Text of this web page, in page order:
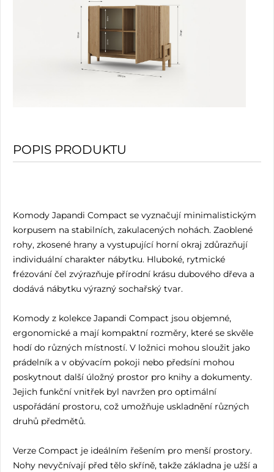
POPIS PRODUKTU
Komody Japandi Compact se vyznačují minimalistickým
korpusem na stabilních, zakulacených nohách. Zaoblené
rohy, zkosené hrany a vystupující horní okraj zdůrazňují
individuální charakter nábytku. Hluboké, rytmické
frézování čel zvýrazňuje přírodní krásu dubového dřeva a
dodává nábytku výrazný sochařský tvar.
Komody z kolekce Japandi Compact jsou objemné,
ergonomické a mají kompaktní rozměry, které se skvěle
hodí do různých místností. V ložnici mohou sloužit jako
prádelník a v obývacím pokoji nebo předsíni mohou
poskytnout další úložný prostor pro knihy a dokumenty.
Jejich funkční vnitřek byl navržen pro optimální
uspořádání prostoru, což umožňuje uskladnění různých
druhů předmětů.
Verze Compact je ideálním řešením pro menší prostory.
Nohy nevyčnívají před tělo skříně, takže základna je užší a